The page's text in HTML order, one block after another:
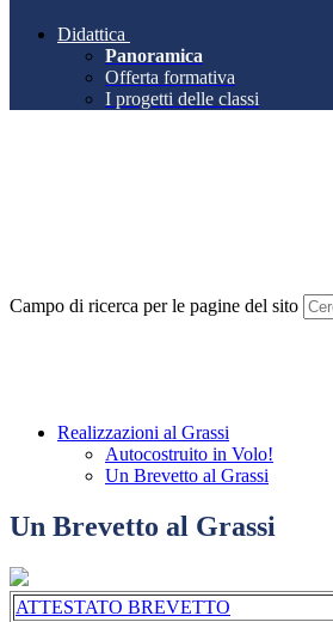
Didattica
Panoramica
Offerta formativa
I progetti delle classi
Campo di ricerca per le pagine del sito
Realizzazioni al Grassi
Autocostruito in Volo!
Un Brevetto al Grassi
Un Brevetto al Grassi
ATTESTATO BREVETTO